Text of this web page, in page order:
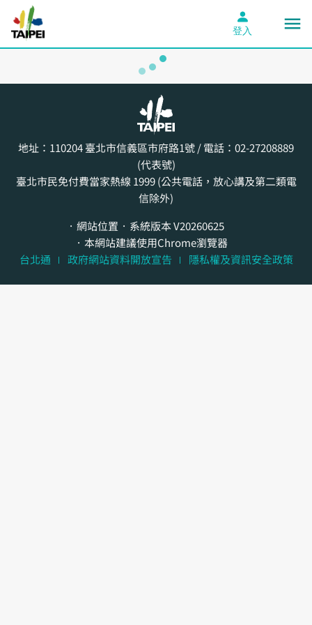
登入
申請進度查詢
請輸入申辦存根或通知信件中申請編號及驗證碼進
行承辦案件查詢
地址：110204臺北市信義區市府路1號/ 電話：02-27208889
(代表號)
臺北市民免付費當家熱線 1999 (公共電話，放心講及第二類電
信除外)
網站位置
系統版本 V20260625
本網站建議使用Chrome瀏覽器
台北通
政府網站資料開放宣告 隱私權及資訊安全政策